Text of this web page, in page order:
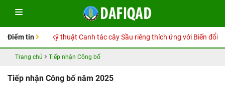
Điểm tin
Hướng dẫn kỹ thuật Canh tác cây Sầu riêng thích ứng với Biến đổi khí
Trang chủ Tiếp nhận Công bố
Tiếp nhận Công bố năm 2025